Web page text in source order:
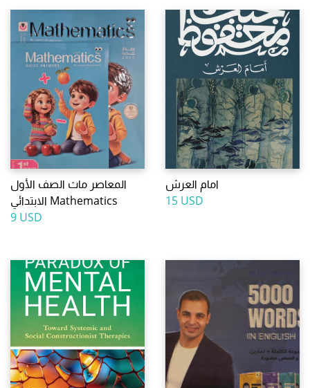
المعاصر ماث الصف الأول
الابتدائي Mathematics
9 USD
امام العرش
15 USD